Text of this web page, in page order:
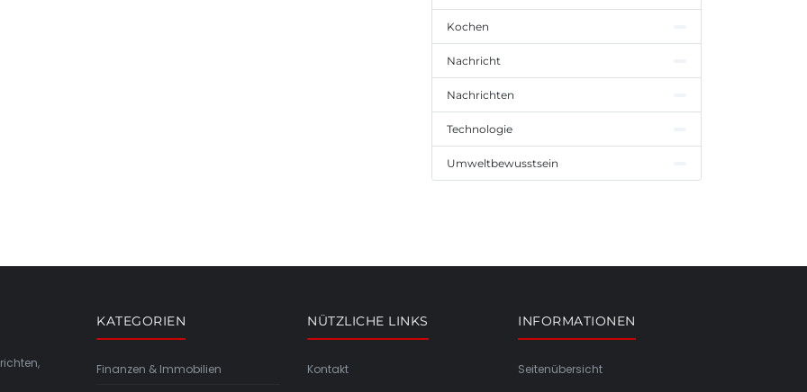
Kochen
Nachricht
Nachrichten
Technologie
Umweltbewusstsein
KATEGORIEN
Finanzen & Immobilien
NÜTZLICHE LINKS
Kontakt
INFORMATIONEN
Seitenübersicht